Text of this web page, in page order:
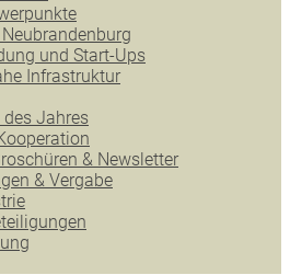
und Start-Ups
Infrastruktur
des Jahres
& Newsletter
& Vergabe